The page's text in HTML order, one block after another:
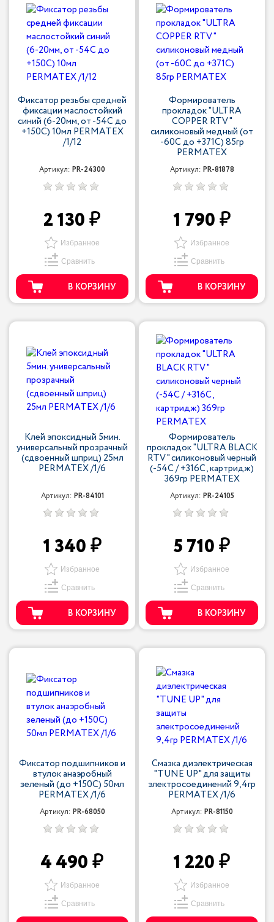
Фиксатор резьбы средней
фиксации маслостойкий
синий (6-20мм, от -54С до
+150С) 10мл PERMATEX
/1/12
Артикул: PR-24300
2 130
Избранное
Сравнить
В КОРЗИНУ
Формирователь
прокладок "ULTRA
COPPER RTV"
силиконовый медный (от
-60С до +371С) 85гр
PERMATEX
Артикул: PR-81878
1 790
Избранное
Сравнить
В КОРЗИНУ
Клей эпоксидный 5мин.
универсальный прозрачный
(сдвоенный шприц) 25мл
PERMATEX /1/6
Артикул: PR-84101
1 340
Избранное
Сравнить
В КОРЗИНУ
Формирователь
прокладок "ULTRA BLACK
RTV" силиконовый черный
(-54С / +316С, картридж)
369гр PERMATEX
Артикул: PR-24105
5 710
Избранное
Сравнить
В КОРЗИНУ
Фиксатор подшипников и
втулок анаэробный
зеленый (до +150С) 50мл
PERMATEX /1/6
Артикул: PR-68050
4 490
Избранное
Сравнить
Смазка диэлектрическая
"TUNE UP" для защиты
электросоединений 9,4гр
PERMATEX /1/6
Артикул: PR-81150
1 220
Избранное
Сравнить